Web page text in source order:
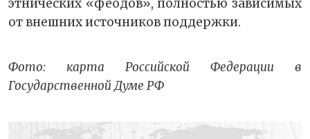
этнических «феодов», полностью зависимых
от внешних источников поддержки.
Фото: карта Российской Федерации в
Государственной Думе РФ